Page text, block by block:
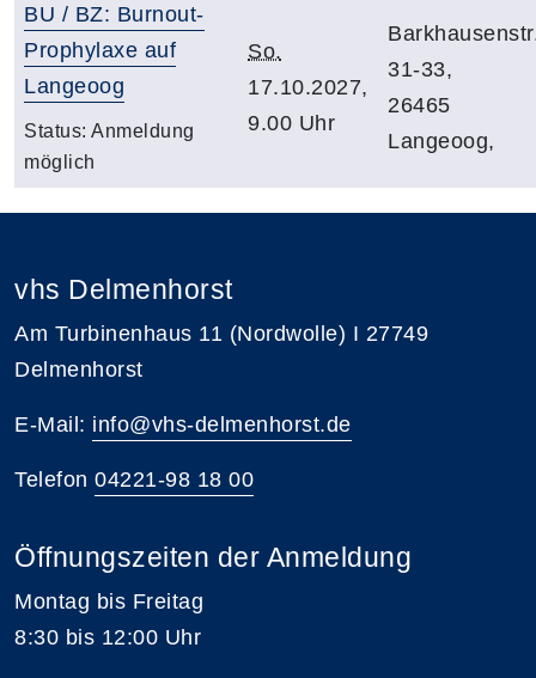
BU / BZ: Burnout-
Prophylaxe auf
Langeoog
Status: Anmeldung
möglich
So.
17.10.2027,
9.00 Uhr
31-33,
26465
Langeoog,
vhs Delmenhorst
Am Turbinenhaus 11 (Nordwolle) I 27749
Delmenhorst
E-Mail: info@vhs-delmenhorst.de
Telefon 04221-98 18 00
Öffnungszeiten der Anmeldung
Montag bis Freitag
8:30 bis 12:00 Uhr